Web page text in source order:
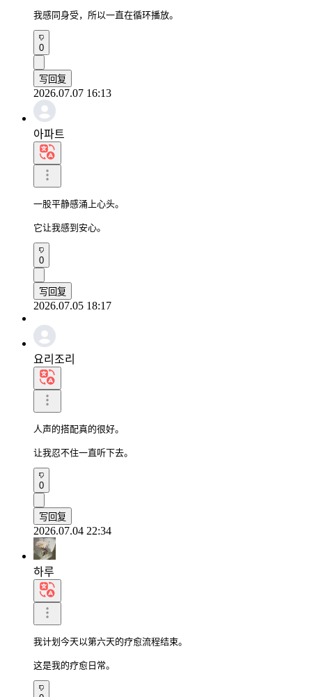
我感同身受，所以一直在循环播放。
0
写回复
2026.07.07 16:13
아파트
一股平静感涌上心头。
它让我感到安心。
0
写回复
2026.07.05 18:17
요리조리
人声的搭配真的很好。
让我忍不住一直听下去。
0
写回复
2026.07.04 22:34
하루
我计划今天以第六天的疗愈流程结束。
这是我的疗愈日常。